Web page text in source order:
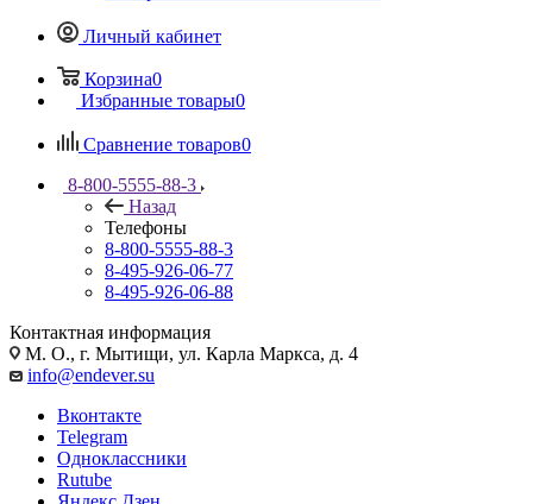
Личный кабинет
Корзина0
Избранные товары0
Сравнение товаров0
8-800-5555-88-3
Назад
Телефоны
8-800-5555-88-3
8-495-926-06-77
8-495-926-06-88
Контактная информация
М. О., г. Мытищи, ул. Карла Маркса, д. 4
info@endever.su
Вконтакте
Telegram
Одноклассники
Rutube